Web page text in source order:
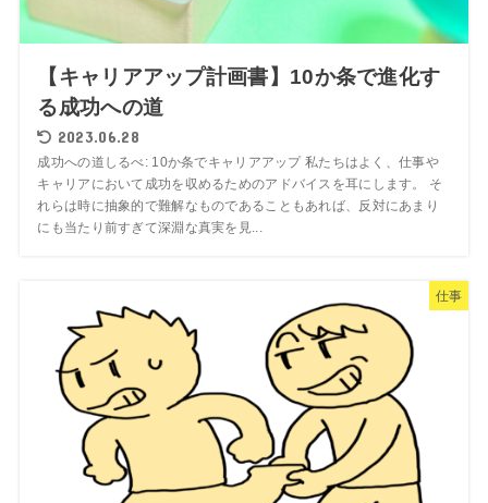
【キャリアアップ計画書】10か条で進化す
る成功への道
2023.06.28
成功への道しるべ: 10か条でキャリアアップ 私たちはよく、仕事や
キャリアにおいて成功を収めるためのアドバイスを耳にします。 そ
れらは時に抽象的で難解なものであることもあれば、反対にあまり
にも当たり前すぎて深淵な真実を見...
仕事